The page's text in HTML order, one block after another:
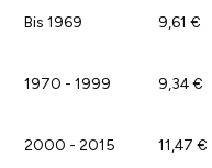
Bis 1969 9,61 €
1970 - 1999 9,34 €
2000 - 2015 11,47 €